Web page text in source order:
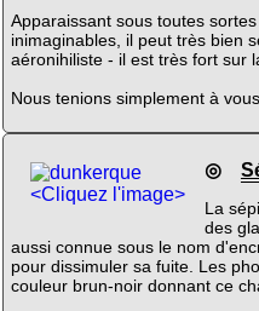
Apparaissant sous toutes
inimaginables, il peut très bien
aéronihiliste - il est très fort sur
Nous tenions simplement à
<Cliquez l'image>
◎
La
des
aussi connue sous le nom
pour dissimuler sa fuite. Les
couleur brun-noir donnant ce